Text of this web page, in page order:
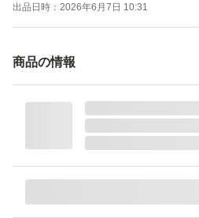
シリーズ世代：Radeon RX 9000
メモリ規格：GDDR6
出品日時： 2026年6月7日 10:31
商品の情報